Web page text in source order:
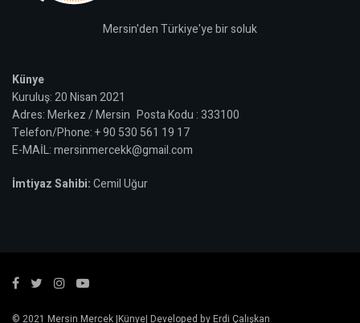
Mersin'den Türkiye'ye bir soluk
Künye
Kuruluş: 20 Nisan 2021
Adres: Merkez / Mersin Posta Kodu : 333100
Telefon/Phone: + 90 530 561 19 17
E-MAİL: mersinmercekk@gmail.com
İmtiyaz Sahibi:Cemil Uğur
© 2021 Mersin Mercek|Künye| Developed byErdi Çalışkan